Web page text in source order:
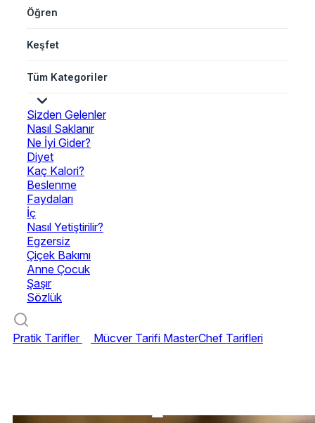
Öğren
Keşfet
Tüm Kategoriler
Sizden Gelenler
Nasıl Saklanır
Ne İyi Gider?
Diyet
Kaç Kalori?
Beslenme
Faydaları
İç
Nasıl Yetiştirilir?
Egzersiz
Çiçek Bakımı
Anne Çocuk
Şaşır
Sözlük
Pratik Tarifler Mücver Tarifi MasterChef Tarifleri